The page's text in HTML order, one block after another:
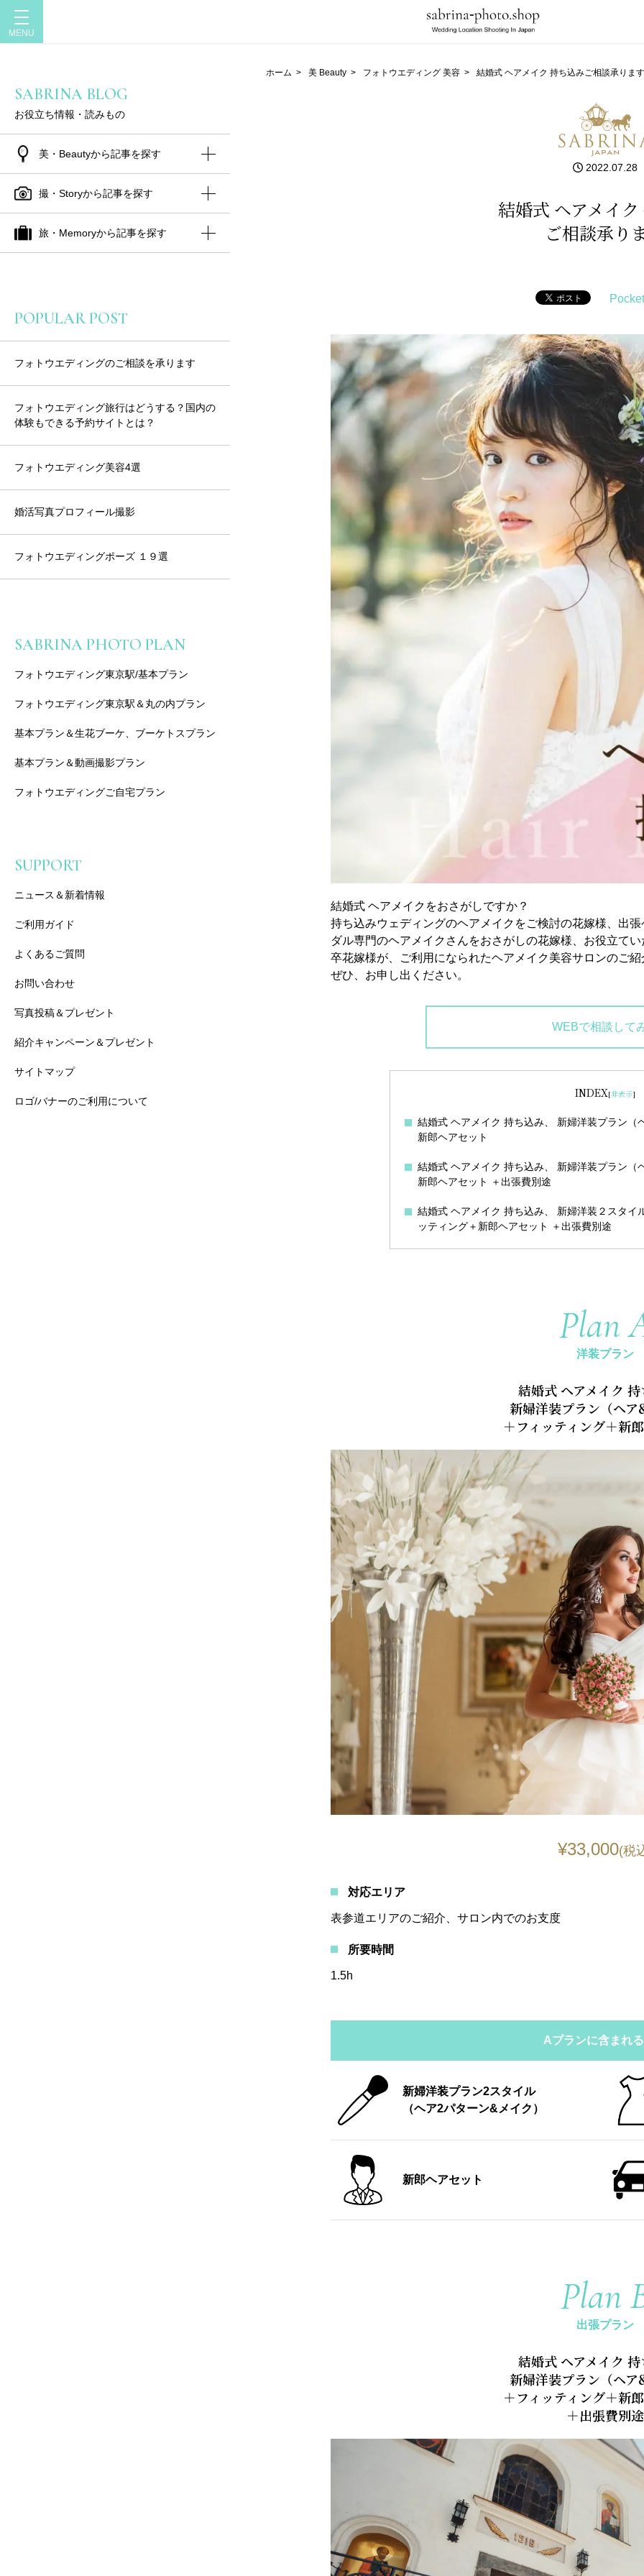
ホーム > 美 Beauty > フォトウエディング 美容 > 結婚式 ヘアメイク 持ち込みご相談承ります
2022.07.28
結婚式 ヘアメイ
ご相談承り
Pocket
結婚式 ヘアメイクをおさがしですか？
持ち込みウェディングのヘアメイクをご検討の花嫁様、出
ダル専門のヘアメイクさんをおさがしの花嫁様、お役立て
卒花嫁様が、ご利用になられたヘアメイク美容サロンのご
ぜひ、お申し出ください。
WEBで相談して
INDEX[非表示]
結婚式 ヘアメイク 持ち込み、 新婦洋装プラン（
新郎ヘアセット
結婚式 ヘアメイク 持ち込み、 新婦洋装プラン（
新郎ヘアセット ＋出張費別途
結婚式 ヘアメイク 持ち込み、 新婦洋装２スタイ
ッティング＋新郎ヘアセット ＋出張費別途
Plan
洋装プラン
結婚式 ヘアメイク
新婦洋装プラン（ヘ
＋フィッティング＋新
¥33,000(税
対応エリア
表参道エリアのご紹介、サロン内でのお支度
所要時間
1.5h
Aプランに含まれ
新婦洋装プラン2スタイル
（ヘア2パターン&メイク）
新郎ヘアセット
Plan
出張プラン
結婚式 ヘアメイク
新婦洋装プラン（ヘ
＋フィッティング＋新
＋出張費別途
SABRINA BLOG
お役立ち情報・読みもの
美・Beautyから記事を探す
撮・Storyから記事を探す
旅・Memoryから記事を探す
POPULAR POST
フォトウエディングのご相談を承ります
フォトウエディング旅行はどうする？国内の
体験もできる予約サイトとは？
フォトウエディング美容4選
婚活写真プロフィール撮影
フォトウエディングポーズ １９選
SABRINA PHOTO PLAN
フォトウエディング東京駅/基本プラン
フォトウエディング東京駅＆丸の内プラン
基本プラン＆生花ブーケ、ブーケトスプラン
基本プラン＆動画撮影プラン
フォトウエディングご自宅プラン
SUPPORT
ニュース＆新着情報
ご利用ガイド
よくあるご質問
お問い合わせ
写真投稿＆プレゼント
紹介キャンペーン＆プレゼント
サイトマップ
ロゴ/バナーのご利用について